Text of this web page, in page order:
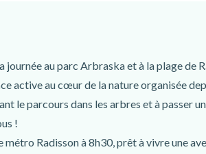
au parc Arbraska et à la plage de
active au cœur de la nature organisée
le parcours dans les arbres et à passer
!
Radisson à 8h30, prêt à vivre une